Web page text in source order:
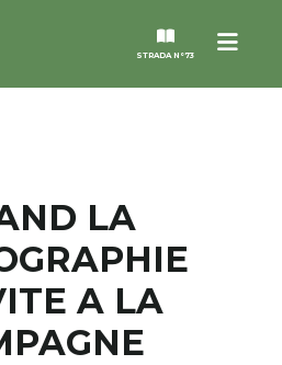
Menu
STRADA N°73
LA
A LA